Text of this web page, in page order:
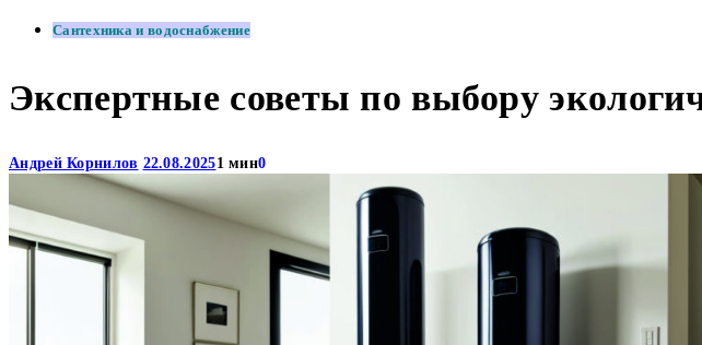
Сантехника и водоснабжение
Экспертные советы по выбору
Андрей Корнилов 22.08.20251 мин0